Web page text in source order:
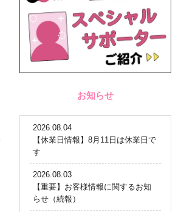
お知らせ
2026.08.04
【休業日情報】8月11日は休業日で
す
2026.08.03
【重要】お客様情報に関するお知
らせ（続報）